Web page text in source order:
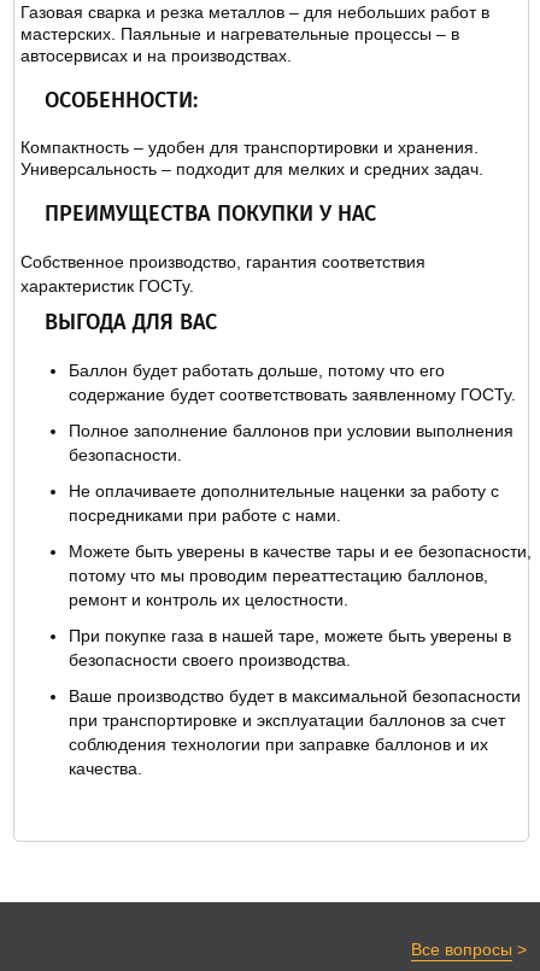
Газовая сварка и резка металлов – для небольших работ в
мастерских. Паяльные и нагревательные процессы – в
автосервисах и на производствах.
ОСОБЕННОСТИ:
Компактность – удобен для транспортировки и хранения.
Универсальность – подходит для мелких и средних задач.
ПРЕИМУЩЕСТВА ПОКУПКИ У НАС
Собственное производство, гарантия соответствия
характеристик ГОСТу.
ВЫГОДА ДЛЯ ВАС
Баллон будет работать дольше, потому что его
содержание будет соответствовать заявленному ГОСТу.
Полное заполнение баллонов при условии выполнения
безопасности.
Не оплачиваете дополнительные наценки за работу с
посредниками при работе с нами.
Можете быть уверены в качестве тары и ее безопасности,
потому что мы проводим переаттестацию баллонов,
ремонт и контроль их целостности.
При покупке газа в нашей таре, можете быть уверены в
безопасности своего производства.
Ваше производство будет в максимальной безопасности
при транспортировке и эксплуатации баллонов за счет
соблюдения технологии при заправке баллонов и их
качества.
Все вопросы >